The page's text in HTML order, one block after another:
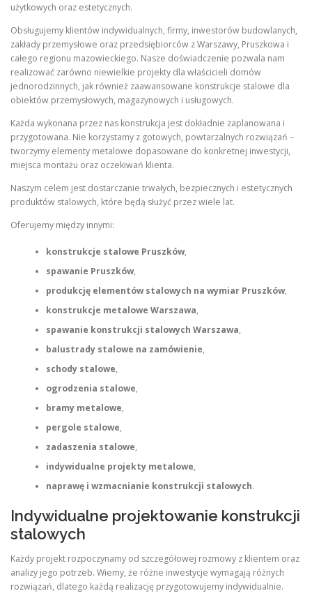
użytkowych oraz estetycznych.
Obsługujemy klientów indywidualnych, firmy, inwestorów budowlanych,
zakłady przemysłowe oraz przedsiębiorców z Warszawy, Pruszkowa i
całego regionu mazowieckiego. Nasze doświadczenie pozwala nam
realizować zarówno niewielkie projekty dla właścicieli domów
jednorodzinnych, jak również zaawansowane konstrukcje stalowe dla
obiektów przemysłowych, magazynowych i usługowych.
Każda wykonana przez nas konstrukcja jest dokładnie zaplanowana i
przygotowana. Nie korzystamy z gotowych, powtarzalnych rozwiązań –
tworzymy elementy metalowe dopasowane do konkretnej inwestycji,
miejsca montażu oraz oczekiwań klienta.
Naszym celem jest dostarczanie trwałych, bezpiecznych i estetycznych
produktów stalowych, które będą służyć przez wiele lat.
Oferujemy między innymi:
konstrukcje stalowe Pruszków,
spawanie Pruszków,
produkcję elementów stalowych na wymiar Pruszków,
konstrukcje metalowe Warszawa,
spawanie konstrukcji stalowych Warszawa,
balustrady stalowe na zamówienie,
schody stalowe,
ogrodzenia stalowe,
bramy metalowe,
pergole stalowe,
zadaszenia stalowe,
indywidualne projekty metalowe,
naprawę i wzmacnianie konstrukcji stalowych.
Indywidualne projektowanie konstrukcji
stalowych
Każdy projekt rozpoczynamy od szczegółowej rozmowy z klientem oraz
analizy jego potrzeb. Wiemy, że różne inwestycje wymagają różnych
rozwiązań, dlatego każdą realizację przygotowujemy indywidualnie.